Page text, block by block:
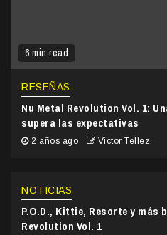
6 min read
RESEÑAS
Nu Metal Revolution Vol. 1:
supera las expectativas
2 años ago Victor Tellez
NOTICIAS
P.O.D., Kittie, Resorte y más
Revolution Vol. 1